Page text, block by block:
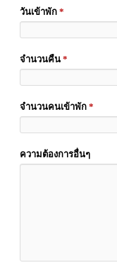
วันเข้าพัก *
จำนวนคืน *
จำนวนคนเข้าพัก *
ความต้องการอื่นๆ